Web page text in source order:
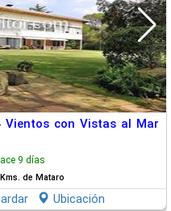
Vientos con Vistas al Mar
9 días
de Mataro
Ubicación